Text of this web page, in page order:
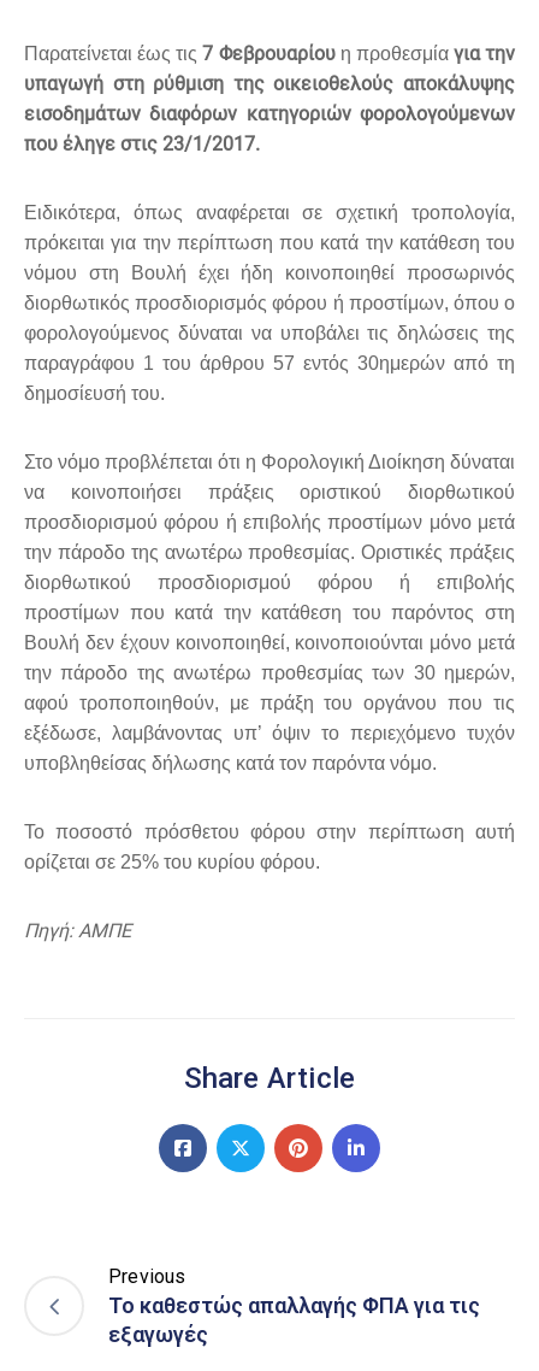
Παρατείνεται έως τις7 Φεβρουαρίουη προθεσμία για την
υπαγωγή στη ρύθμιση της οικειοθελούς αποκάλυψης
εισοδημάτων διαφόρων κατηγοριών φορολογούμενων
που έληγε στις 23/1/2017.
Ειδικότερα, όπως αναφέρεται σε σχετική τροπολογία,
πρόκειται για την περίπτωση που κατά την κατάθεση του
νόμου στη Βουλή έχει ήδη κοινοποιηθεί προσωρινός
διορθωτικός προσδιορισμός φόρου ή προστίμων, όπου ο
φορολογούμενος δύναται να υποβάλει τις δηλώσεις της
παραγράφου 1 του άρθρου 57 εντός 30ημερών από τη
δημοσίευσή του.
Στο νόμο προβλέπεται ότι η Φορολογική Διοίκηση δύναται
να κοινοποιήσει πράξεις οριστικού διορθωτικού
προσδιορισμού φόρου ή επιβολής προστίμων μόνο μετά
την πάροδο της ανωτέρω προθεσμίας. Οριστικές πράξεις
διορθωτικού προσδιορισμού φόρου ή επιβολής
προστίμων που κατά την κατάθεση του παρόντος στη
Βουλή δεν έχουν κοινοποιηθεί, κοινοποιούνται μόνο μετά
την πάροδο της ανωτέρω προθεσμίας των 30 ημερών,
αφού τροποποιηθούν, με πράξη του οργάνου που τις
εξέδωσε, λαμβάνοντας υπ’ όψιν το περιεχόμενο τυχόν
υποβληθείσας δήλωσης κατά τον παρόντα νόμο.
Το ποσοστό πρόσθετου φόρου στην περίπτωση αυτή
ορίζεται σε 25% του κυρίου φόρου.
Πηγή: ΑΜΠΕ
Share Article
Previous
Το καθεστώς απαλλαγής ΦΠΑ για τις
εξαγωγές